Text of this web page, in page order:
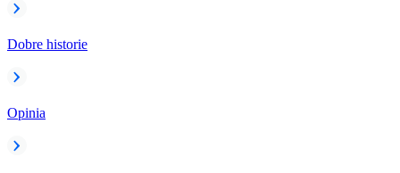
Dobre historie
Opinia